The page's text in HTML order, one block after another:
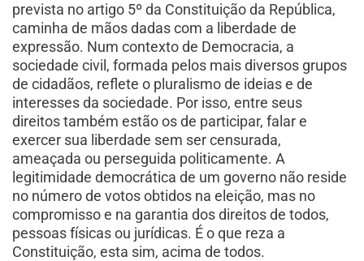
prevista no artigo 5º da Constituição da República,
caminha de mãos dadas com a liberdade de
expressão. Num contexto de Democracia, a
sociedade civil, formada pelos mais diversos grupos
de cidadãos, reflete o pluralismo de ideias e de
interesses da sociedade. Por isso, entre seus
direitos também estão os de participar, falar e
exercer sua liberdade sem ser censurada,
ameaçada ou perseguida politicamente. A
legitimidade democrática de um governo não reside
no número de votos obtidos na eleição, mas no
compromisso e na garantia dos direitos de todos,
pessoas físicas ou jurídicas. É o que reza a
Constituição, esta sim, acima de todos.